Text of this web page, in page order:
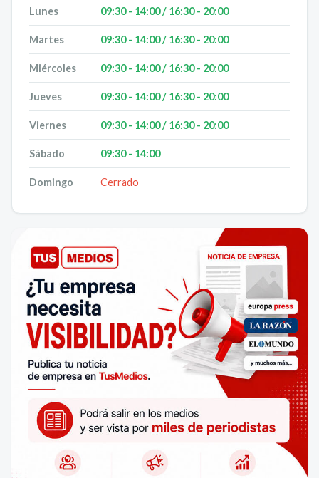
Lunes 09:30 - 14:00 / 16:30 - 20:00
Martes 09:30 - 14:00 / 16:30 - 20:00
Miércoles 09:30 - 14:00 / 16:30 - 20:00
Jueves 09:30 - 14:00 / 16:30 - 20:00
Viernes 09:30 - 14:00 / 16:30 - 20:00
Sábado 09:30 - 14:00
Domingo Cerrado